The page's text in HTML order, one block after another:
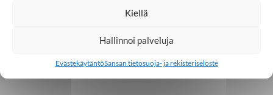
Kiellä
Hallinnoi palveluja
EvästekäytäntöSansan tietosuoja- ja rekisteriseloste